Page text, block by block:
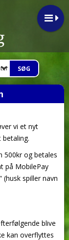
og indmeldelse
vi et nyt
500kr og betales
på MobilePay
spiller navn
blive
kan overflyttes